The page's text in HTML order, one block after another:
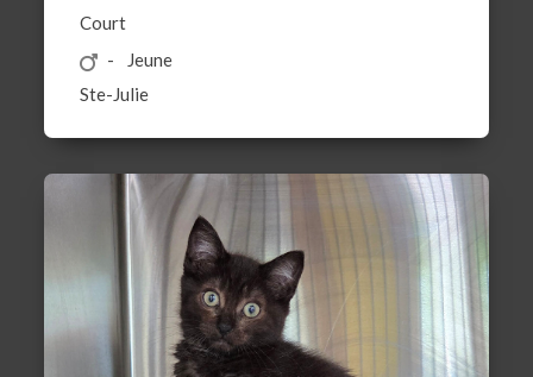
Court
Jeune
Ste-Julie